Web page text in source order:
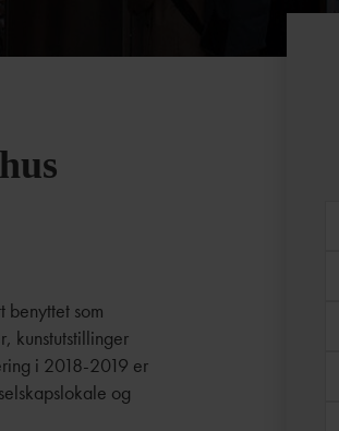
som
kunstutstillinger
i 2018-2019 er
og